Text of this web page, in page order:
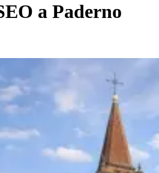
a Paderno